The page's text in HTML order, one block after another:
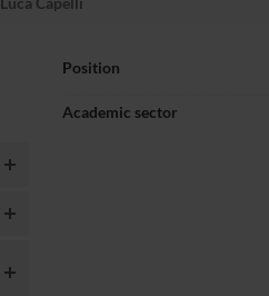
Position
Academic sector